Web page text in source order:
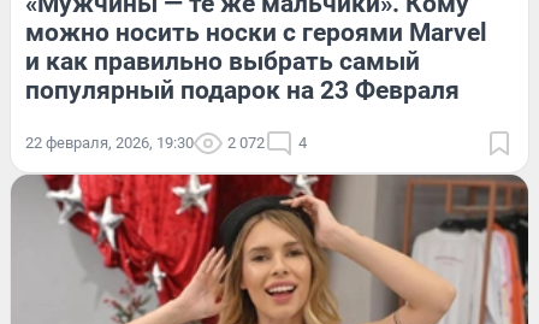
можно носить носки с героями Marvel
и как правильно выбрать самый
популярный подарок на 23 Февраля
22 февраля, 2026, 19:30 2 072 4